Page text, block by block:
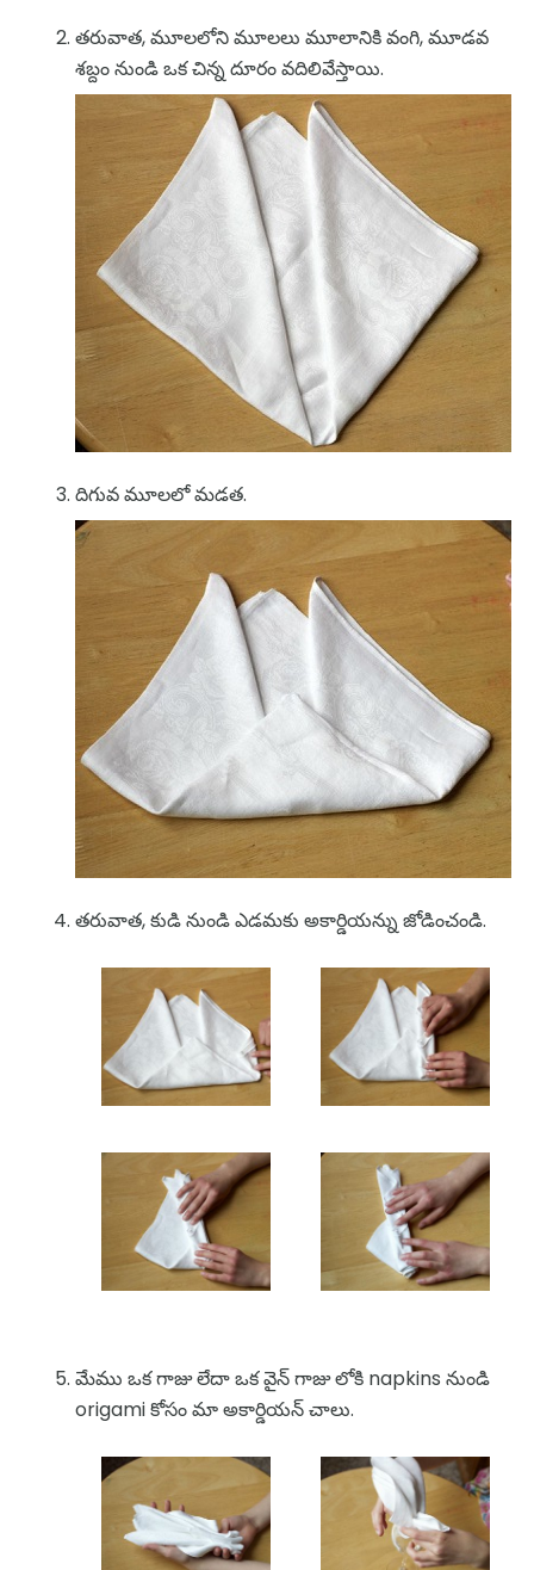
తరువాత, మూలలోని మూలలు మూలానికి వంగి, మూడవ
శబ్దం నుండి ఒక చిన్న దూరం వదిలివేస్తాయి.
దిగువ మూలలో మడత.
తరువాత, కుడి నుండి ఎడమకు అకార్డియన్ను జోడించండి.
మేము ఒక గాజు లేదా ఒక వైన్ గాజు లోకి napkins నుండి
origami కోసం మా అకార్డియన్ చాలు.